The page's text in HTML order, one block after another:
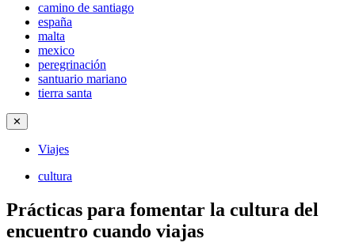
camino de santiago
españa
malta
mexico
peregrinación
santuario mariano
tierra santa
✕
Viajes
cultura
Prácticas para fomentar la cultura del
encuentro cuando viajas